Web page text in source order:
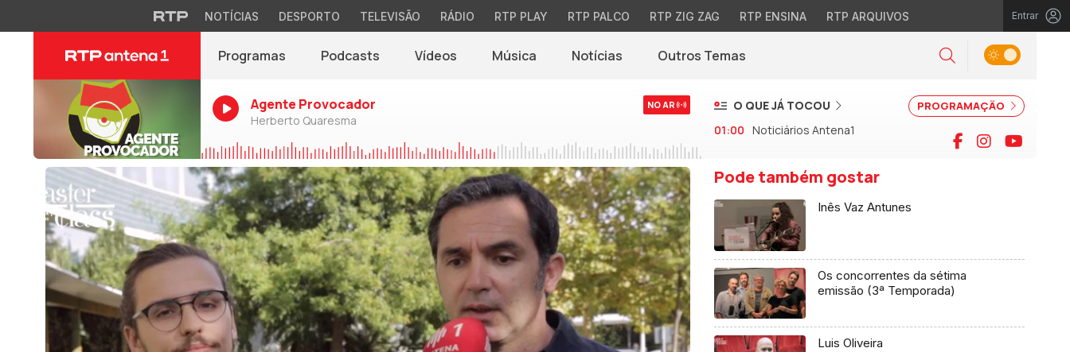
NOTÍCIAS DESPORTO TELEVISÃO RÁDIO RTP PLAY RTP PALCO RTP ZIG ZAG RTP ENSINA RTP ARQUIVOS Entrar
Programas Podcasts Vídeos Música Notícias(abre em nova janela)
Outros Temas Pesquisar
Alternar tema
Agente Provocador
Herberto Quaresma
NO AR PROGRAMAÇÃO
O QUE JÁ TOCOU
01:00 Noticiários Antena1 Facebook
Instagram
Pode também gostar
Inês Vaz Antunes
Os concorrentes da sétima
emissão (3ª Temporada)
Luis Oliveira